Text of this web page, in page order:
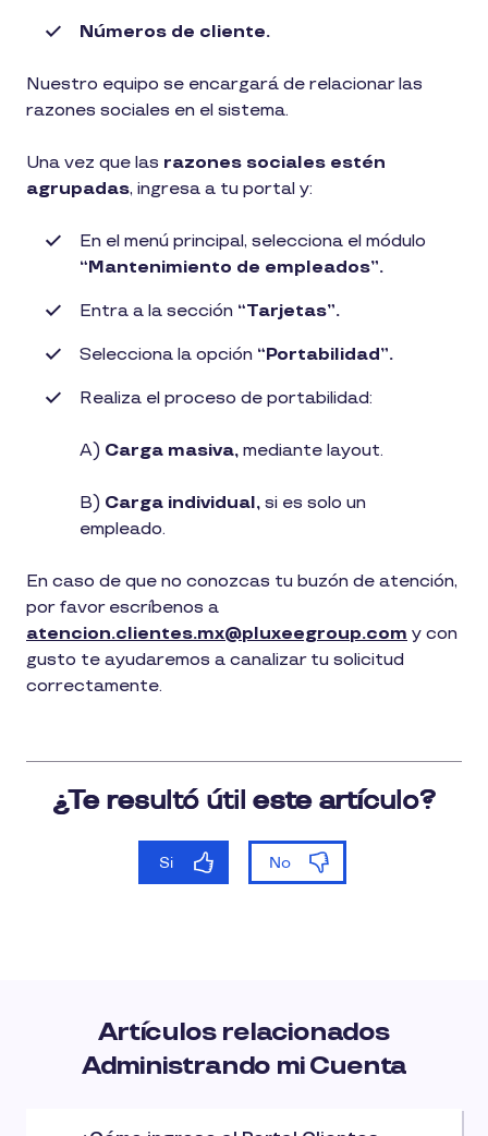
Números de cliente.
Nuestro equipo se encargará de relacionar las
razones sociales en el sistema.
Una vez que las razones sociales estén
agrupadas, ingresa a tu portal y:
En el menú principal, selecciona el módulo
“Mantenimiento de empleados”.
Entra a la sección “Tarjetas”.
Selecciona la opción “Portabilidad”.
Realiza el proceso de portabilidad:
A) Carga masiva, mediante layout.
B) Carga individual, si es solo un
empleado.
En caso de que no conozcas tu buzón de atención,
por favor escríbenos a
atencion.clientes.mx@pluxeegroup.com y con
gusto te ayudaremos a canalizar tu solicitud
correctamente.
Artículos relacionados
Administrando mi Cuenta